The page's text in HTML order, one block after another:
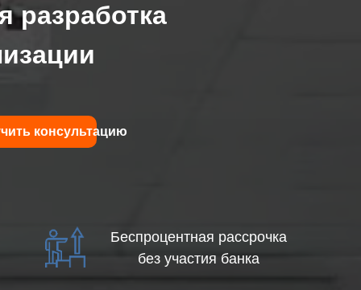
консультацию
Беспроцентная рассрочка
без участия банка
разработка